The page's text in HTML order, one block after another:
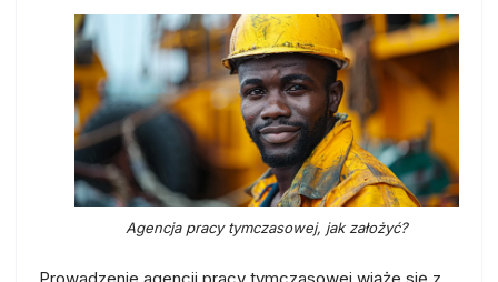
Agencja pracy tymczasowej, jak założyć?